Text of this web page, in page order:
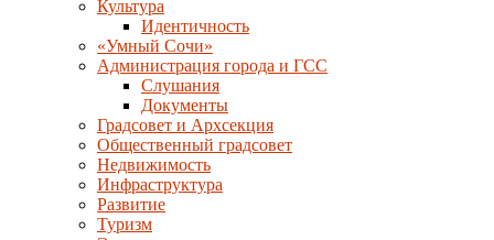
Культура
Идентичность
«Умный Сочи»
Администрация города и ГСС
Слушания
Документы
Градсовет и Архсекция
Общественный градсовет
Недвижимость
Инфраструктура
Развитие
Туризм